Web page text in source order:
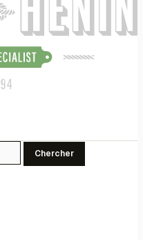
Chercher